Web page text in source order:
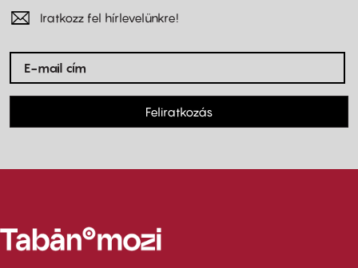
Iratkozz fel hírlevelünkre!
Feliratkozás